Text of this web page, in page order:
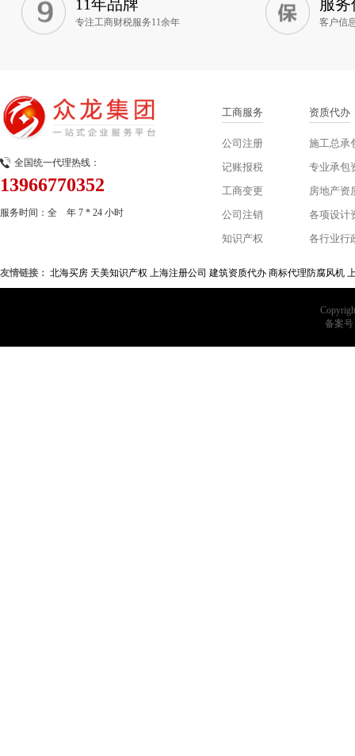
11年品牌
专注工商财税服务11余年
服
客户信
全国统一代理热线：
13966770352
服务时间：全 年 7 * 24 小时
工商服务
公司注册
记账报税
工商变更
公司注销
知识产权
资质代办
施工总承
专业承包
房地产资
各项设计
各行业行
友情链接： 北海买房 天美知识产权 上海注册公司 建筑资质代办 商标代理防腐风机
备案号